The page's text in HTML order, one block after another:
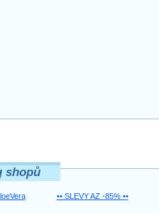
shopů
•• SLEVY AZ -85% ••